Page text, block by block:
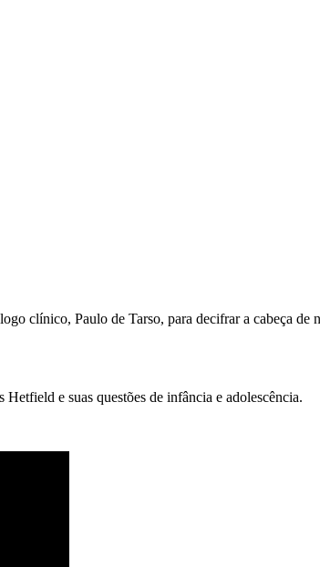
clínico, Paulo de Tarso, para decifrar a cabeça de
e suas questões de infância e adolescência.